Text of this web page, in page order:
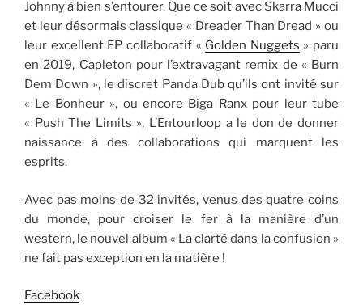
Johnny à bien s’entourer. Que ce soit avec Skarra Mucci
et leur désormais classique « Dreader Than Dread » ou
leur excellent EP collaboratif « Golden Nuggets » paru
en 2019, Capleton pour l’extravagant remix de « Burn
Dem Down », le discret Panda Dub qu’ils ont invité sur
« Le Bonheur », ou encore Biga Ranx pour leur tube
« Push The Limits », L’Entourloop a le don de donner
naissance à des collaborations qui marquent les
esprits.
Avec pas moins de 32 invités, venus des quatre coins
du monde, pour croiser le fer à la manière d’un
western, le nouvel album « La clarté dans la confusion »
ne fait pas exception en la matière !
Facebook